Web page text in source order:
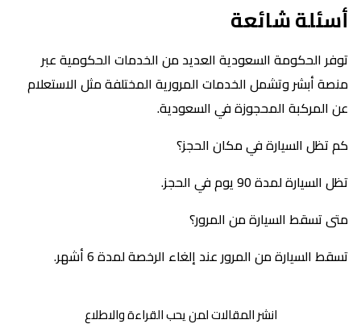
أسئلة شائعة
توفر الحكومة السعودية العديد من الخدمات الحكومية عبر
منصة أبشر وتشمل الخدمات المرورية المختلفة مثل الاستعلام
عن المركبة المحجوزة في السعودية.
كم تظل السيارة في مكان الحجز؟
تظل السيارة لمدة 90 يوم في الحجز.
متى تسقط السيارة من المرور؟
تسقط السيارة من المرور عند إلغاء الرخصة لمدة 6 أشهر.
انشر المقالات لمن يحب القراءة والاطلاع